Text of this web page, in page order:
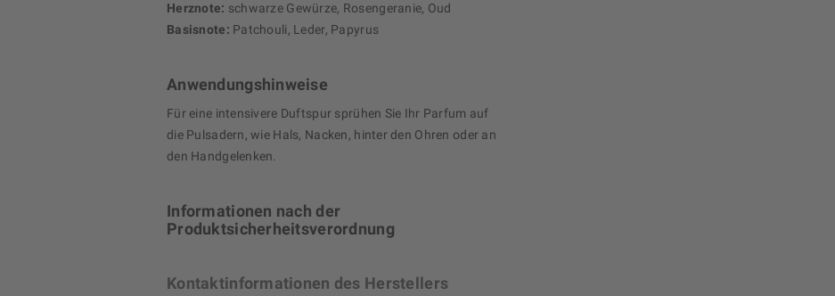
Herznote: schwarze Gewürze, Rosengeranie, Oud
Basisnote: Patchouli, Leder, Papyrus
Anwendungshinweise
Für eine intensivere Duftspur sprühen Sie Ihr Parfum auf
die Pulsadern, wie Hals, Nacken, hinter den Ohren oder an
den Handgelenken.
Informationen nach der
Produktsicherheitsverordnung
Kontaktinformationen des Herstellers